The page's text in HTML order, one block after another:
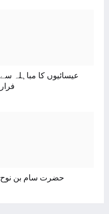
عیسائیوں کا مباہلہ سے
فرار
حضرت سام بن نوح